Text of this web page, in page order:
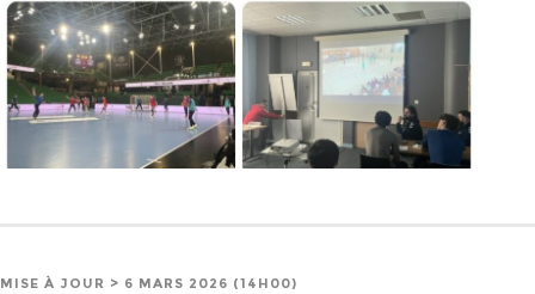
MISE À JOUR > 6 MARS 2026 (14H00)